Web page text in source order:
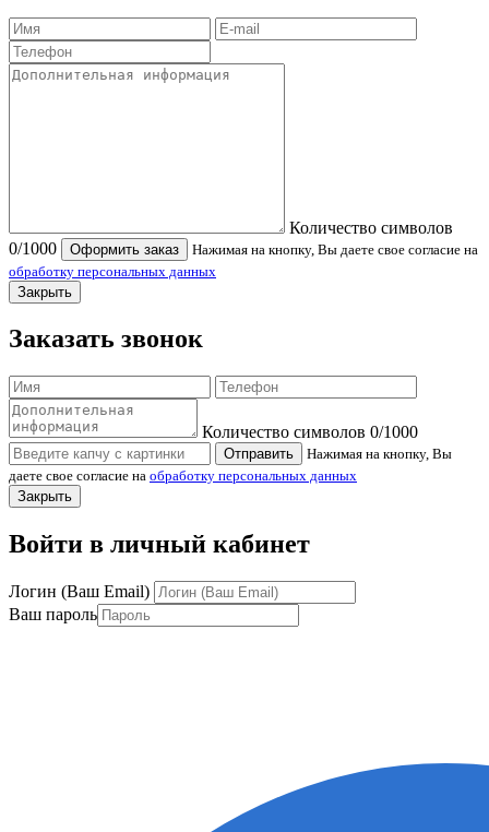
Количество символов
0/1000 Оформить заказ
Нажимая на кнопку, Вы даете свое согласие на
обработку персональных данных
Закрыть
Заказать звонок
Количество символов 0/1000
Отправить
Нажимая на кнопку, Вы
даете свое согласие на обработку персональных данных
Закрыть
Войти в личный кабинет
Логин (Ваш Email)
Ваш пароль